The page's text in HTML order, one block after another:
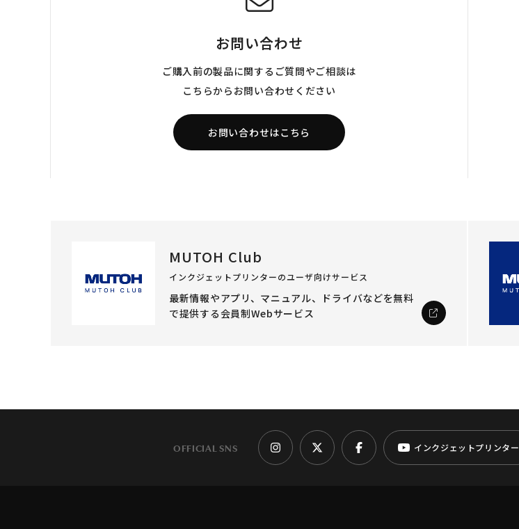
お問い合わせ
ご購入前の製品に関するご質問やご相談は
こちらからお問い合わせください
お問い合わせはこちら
MUTOH Club
インクジェットプリンターのユーザ向けサービス
最新情報やアプリ、マニュアル、ドライバなどを無料
で提供する会員制Webサービス
OFFICIAL SNS インクジェットプリンター